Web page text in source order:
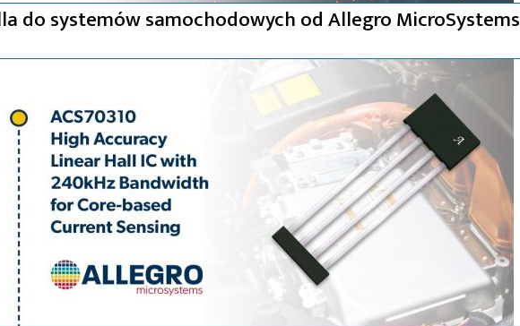
do systemów samochodowych od Allegro MicroSystems